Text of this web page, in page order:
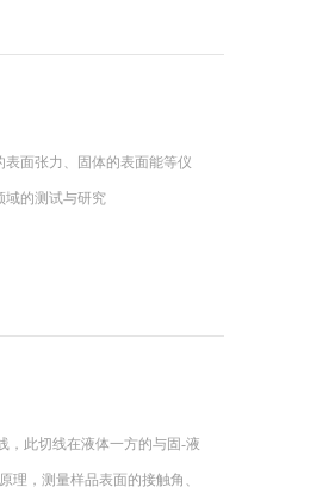
面张力、固体的表面能等仪
域的测试与研究
，此切线在液体一方的与固-液
理，测量样品表面的接触角、